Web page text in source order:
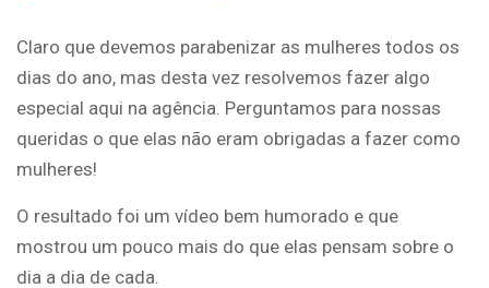
Claro que devemos parabenizar as mulheres todos os
dias do ano, mas desta vez resolvemos fazer algo
especial aqui na agência. Perguntamos para nossas
queridas o que elas não eram obrigadas a fazer como
mulheres!
O resultado foi um vídeo bem humorado e que
mostrou um pouco mais do que elas pensam sobre o
dia a dia de cada.